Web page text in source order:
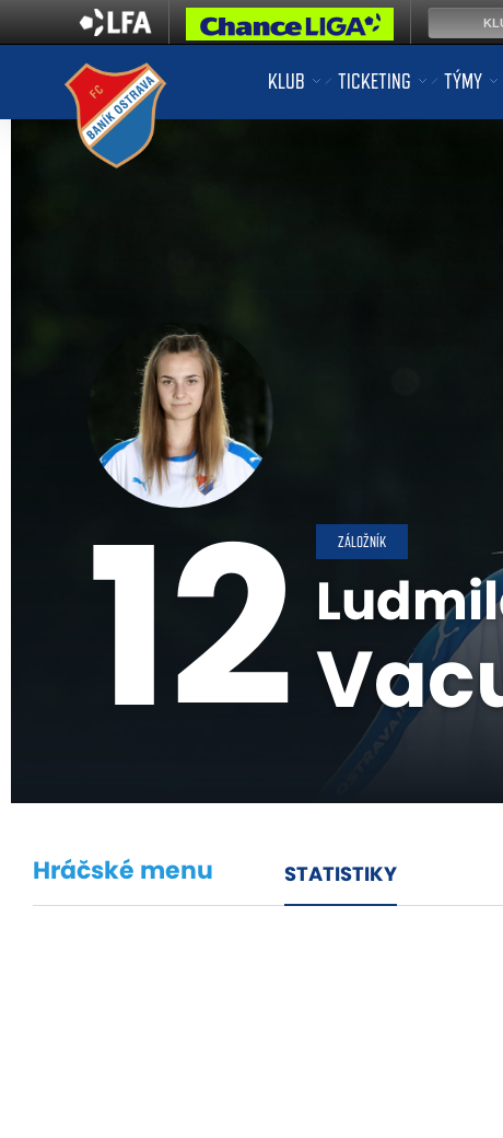
KLUB TICKETING TÝMY
12 ZÁLOŽNÍK
Hráčské menu STATISTIKY